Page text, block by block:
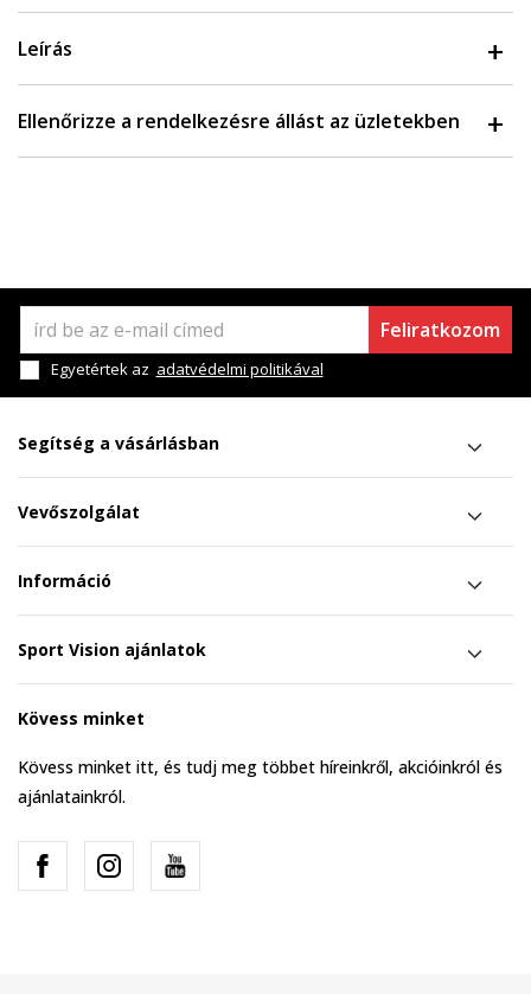
Leírás
Ellenőrizze a rendelkezésre állást az üzletekben
Feliratkozom
Egyetértek az adatvédelmi politikával
Segítség a vásárlásban
Vevőszolgálat
Információ
Sport Vision ajánlatok
Kövess minket
Kövess minket itt, és tudj meg többet híreinkről, akcióinkról és
ajánlatainkról.